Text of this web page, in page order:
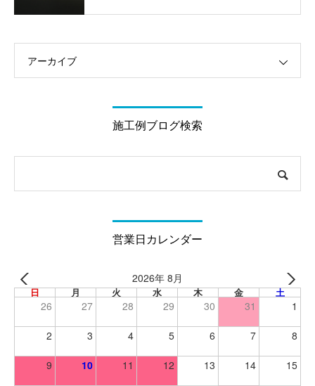
アーカイブ
施工例ブログ検索
営業日カレンダー
2026年 8月
日 月 火 水 木 金 土
26 27 28 29 30 31 1
2 3 4 5 6 7 8
9 10 11 12 13 14 15